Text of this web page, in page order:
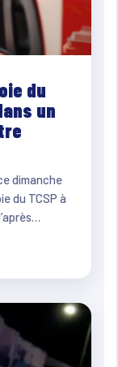
du
un
dimanche
du TCSP à